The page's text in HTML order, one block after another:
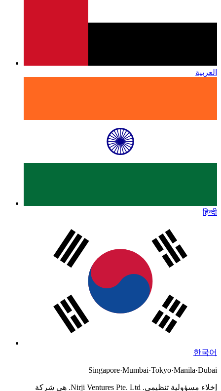
العربية
हिन्दी
한국어
Singapore·Mumbai·Tokyo·Manila·Dubai
إخلاء مسؤولية تنظيمي. Nirji Ventures Pte. Ltd. هي شركة